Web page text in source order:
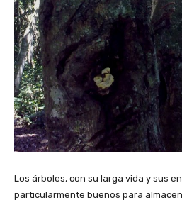
Los árboles, con su larga vida y sus
particularmente buenos para